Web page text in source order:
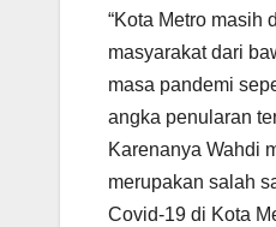
“Kota Metro masih
masyarakat dari
masa pandemi
angka penularan
Karenanya Wahdi
merupakan salah
Covid-19 di Kota